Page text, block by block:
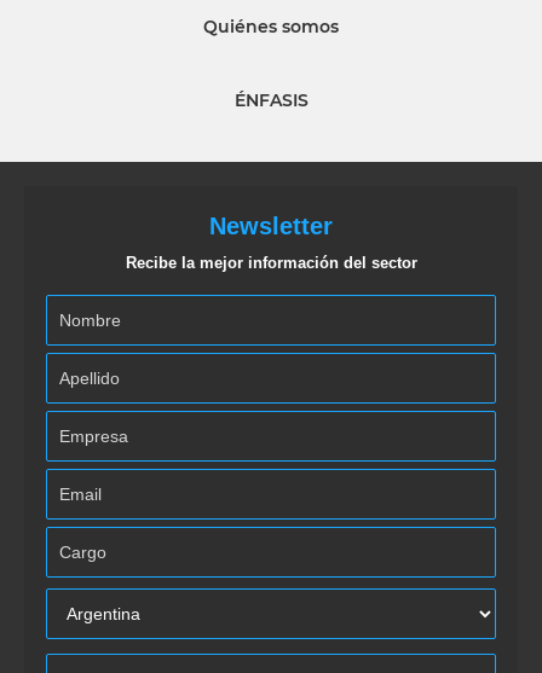
Quiénes somos
ÉNFASIS
Newsletter
Recibe la mejor información del sector